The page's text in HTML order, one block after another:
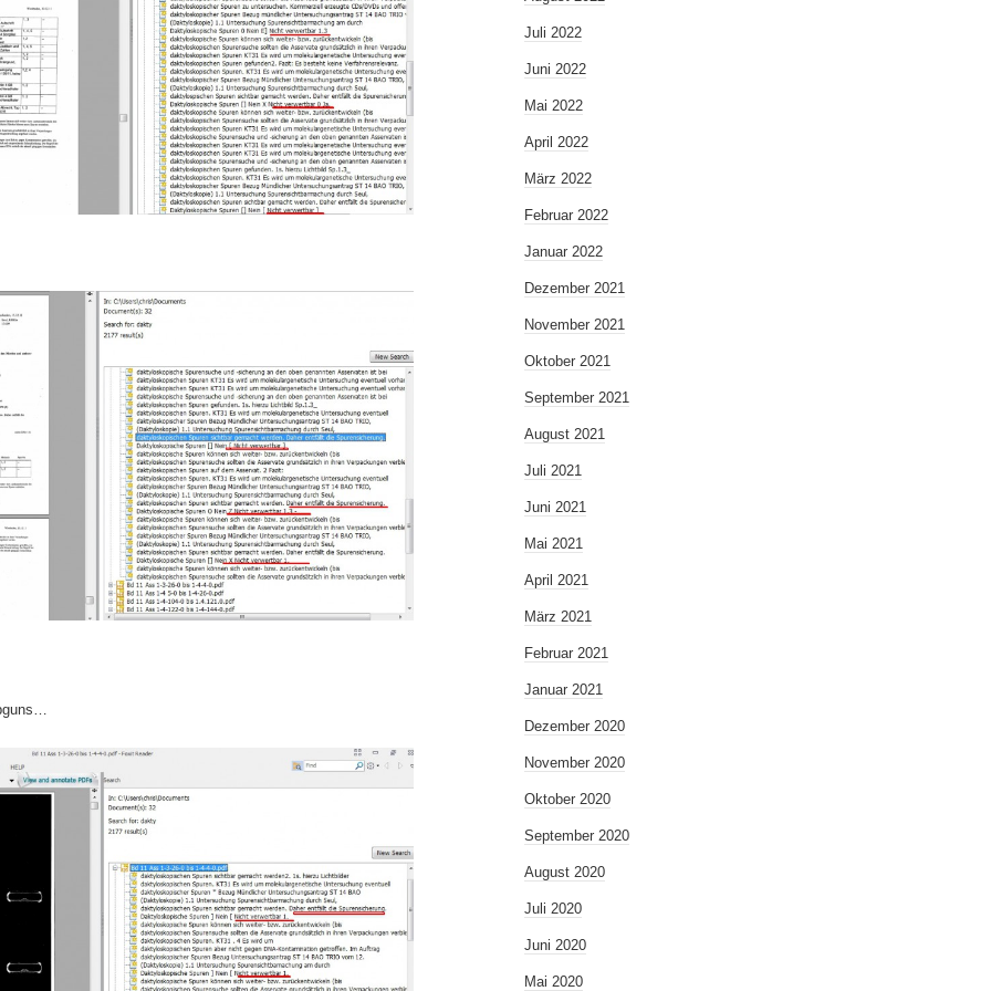
Juli 2022
Juni 2022
Mai 2022
April 2022
März 2022
Februar 2022
Januar 2022
Dezember 2021
November 2021
Oktober 2021
September 2021
August 2021
Juli 2021
Juni 2021
Mai 2021
April 2021
März 2021
Februar 2021
Januar 2021
Dezember 2020
November 2020
Oktober 2020
September 2020
August 2020
Juli 2020
Juni 2020
Mai 2020